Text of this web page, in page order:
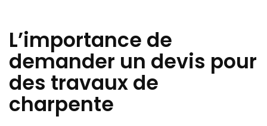
L’importance de
demander un devis pour
des travaux de
charpente